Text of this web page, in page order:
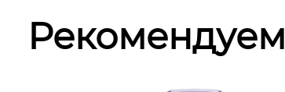
Рекомендуем